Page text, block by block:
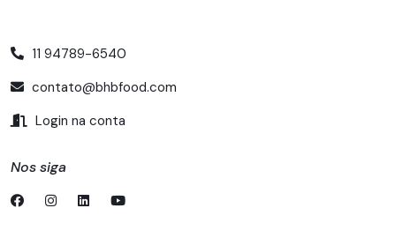
11 94789-6540
contato@bhbfood.com
Login na conta
Nos siga